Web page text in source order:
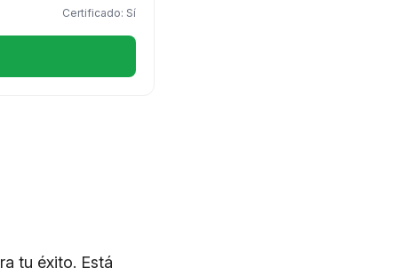
Certificado: Sí
tu éxito. Está